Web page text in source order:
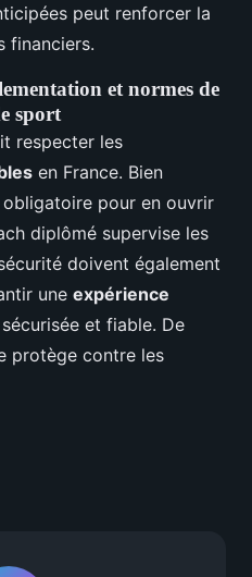
peut renforcer la
financiers.
et normes de
sport
respecter les
en France. Bien
pour en ouvrir
diplômé supervise les
doivent également
une expérience
sécurisée et fiable. De
protège contre les